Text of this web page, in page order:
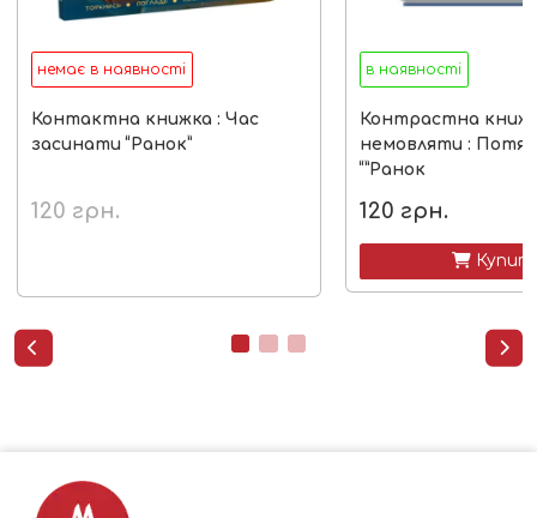
немає в наявності
Контактна книжка : Час
засинати “Ранок”
120 грн.
в наявності
Контрастна
немовляти :
“”Ранок
120 грн.

 